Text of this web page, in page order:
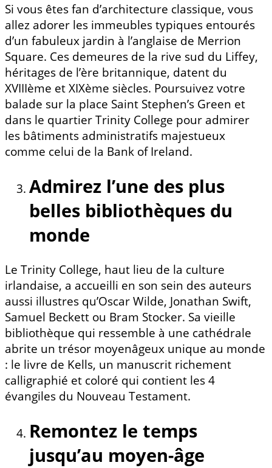
Si vous êtes fan d’architecture classique, vous
allez adorer les immeubles typiques entourés
d’un fabuleux jardin à l’anglaise de Merrion
Square. Ces demeures de la rive sud du Liffey,
héritages de l’ère britannique, datent du
XVIIIème et XIXème siècles. Poursuivez votre
balade sur la place Saint Stephen’s Green et
dans le quartier Trinity College pour admirer
les bâtiments administratifs majestueux
comme celui de la Bank of Ireland.
Admirez l’une des plus
belles bibliothèques du
monde
Le Trinity College, haut lieu de la culture
irlandaise, a accueilli en son sein des auteurs
aussi illustres qu’Oscar Wilde, Jonathan Swift,
Samuel Beckett ou Bram Stocker. Sa vieille
bibliothèque qui ressemble à une cathédrale
abrite un trésor moyenâgeux unique au monde
: le livre de Kells, un manuscrit richement
calligraphié et coloré qui contient les 4
évangiles du Nouveau Testament.
Remontez le temps
jusqu’au moyen-âge